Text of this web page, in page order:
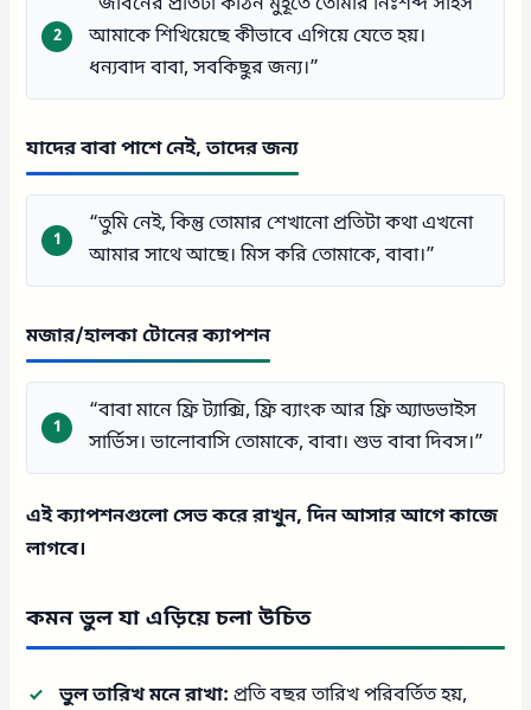
আমাকে শিখিয়েছে কীভাবে এগিয়ে যেতে হয়।
ধন্যবাদ বাবা, সবকিছুর জন্য।”
যাদের বাবা পাশে নেই, তাদের জন্য
“তুমি নেই, কিন্তু তোমার শেখানো প্রতিটা কথা এখনো
আমার সাথে আছে। মিস করি তোমাকে, বাবা।”
মজার/হালকা টোনের ক্যাপশন
“বাবা মানে ফ্রি ট্যাক্সি, ফ্রি ব্যাংক আর ফ্রি অ্যাডভাইস
সার্ভিস। ভালোবাসি তোমাকে, বাবা। শুভ বাবা দিবস।”
এই ক্যাপশনগুলো সেভ করে রাখুন, দিন আসার আগে কাজে
লাগবে।
কমন ভুল যা এড়িয়ে চলা উচিত
ভুল তারিখ মনে রাখা: প্রতি বছর তারিখ পরিবর্তিত হয়,